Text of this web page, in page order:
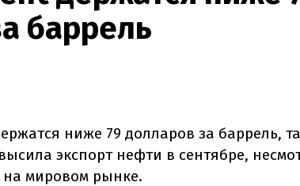
баррель
ниже 79 долларов за баррель,
экспорт нефти в сентябре,
мировом рынке.